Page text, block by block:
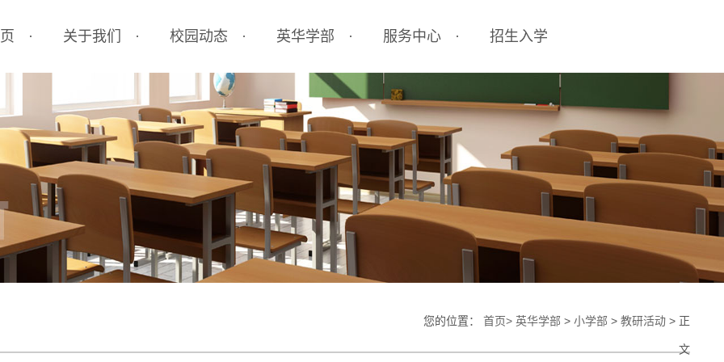
关于我们
办学优势
办学理念
机构设置
学校环境
联系我们
校园动态
校园公告
校园新闻
新闻联播
英华学部
初中部
高中部
艺体中心
德育培养
服务中心
校园餐饮
校车服务
医务室
获奖证书查询
招生入学
常见问题
您的位置： 首页> 英华学部 > 小学部 > 教研活动 > 正
文